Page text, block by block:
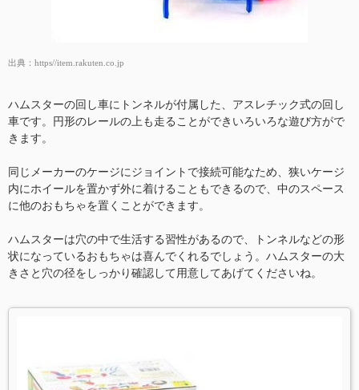
出典： https//item.rakuten.co.jp
ハムスターの回し車にトンネルが付属した、アスレチック式の回し
車です。円形のレールの上も走ることができいろいろな遊び方がで
きます。
同じメーカーのケージにジョイントで接続可能なため、狭いケージ
内にホイールを置かず外に着けることもできるので、中のスペース
に他のおもちゃを置くことができます。
ハムスターは穴の中で生活する習性があるので、トンネルなどの形
状になっているおもちゃは喜んでくれるでしょう。ハムスターの大
きさと穴の径をしっかり確認して用意してあげてくださいね。